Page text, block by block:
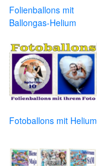
Folienballons mit
Ballongas-Helium
Fotoballons mit Helium